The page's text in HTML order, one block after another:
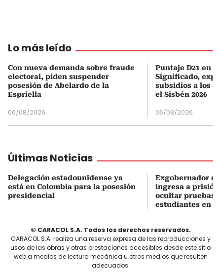
Lo más leído
Con nueva demanda sobre fraude
electoral, piden suspender
posesión de Abelardo de la
Espriella
06/08/2026
Puntaje D21 en
Significado,
subsidios a los
el Sisbén 2026
06/08/2026
Últimas Noticias
Delegación estadounidense ya
está en Colombia para la posesión
presidencial
Exgobernador
ingresa a prisión
ocultar pruebas
estudiantes en
© CARACOL S.A. Todos los derechos reservados.
CARACOL S.A. realiza una reserva expresa de las reproducciones y
usos de las obras y otras prestaciones accesibles desde este sitio
web a medios de lectura mecánica u otros medios que resulten
adecuados.